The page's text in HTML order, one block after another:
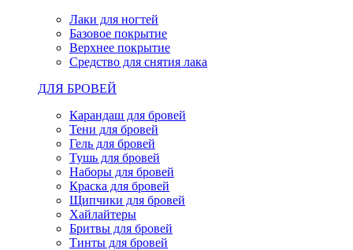
Лаки для ногтей
Базовое покрытие
Верхнее покрытие
Средство для снятия лака
ДЛЯ БРОВЕЙ
Карандаш для бровей
Тени для бровей
Гель для бровей
Тушь для бровей
Наборы для бровей
Краска для бровей
Щипчики для бровей
Хайлайтеры
Бритвы для бровей
Тинты для бровей